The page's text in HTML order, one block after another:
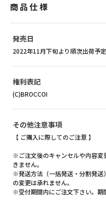
商品仕様
発売日
2022年11月下旬より順次出荷予定
権利表記
(C)BROCCOI
その他注意事項
【 ご購入に際してのご注意 】
※ご注文後のキャンセルや内容変
きません。
※発送方法（一括発送・分割発送
の変更は承れません。
※受付期間内にご注文下さい。期